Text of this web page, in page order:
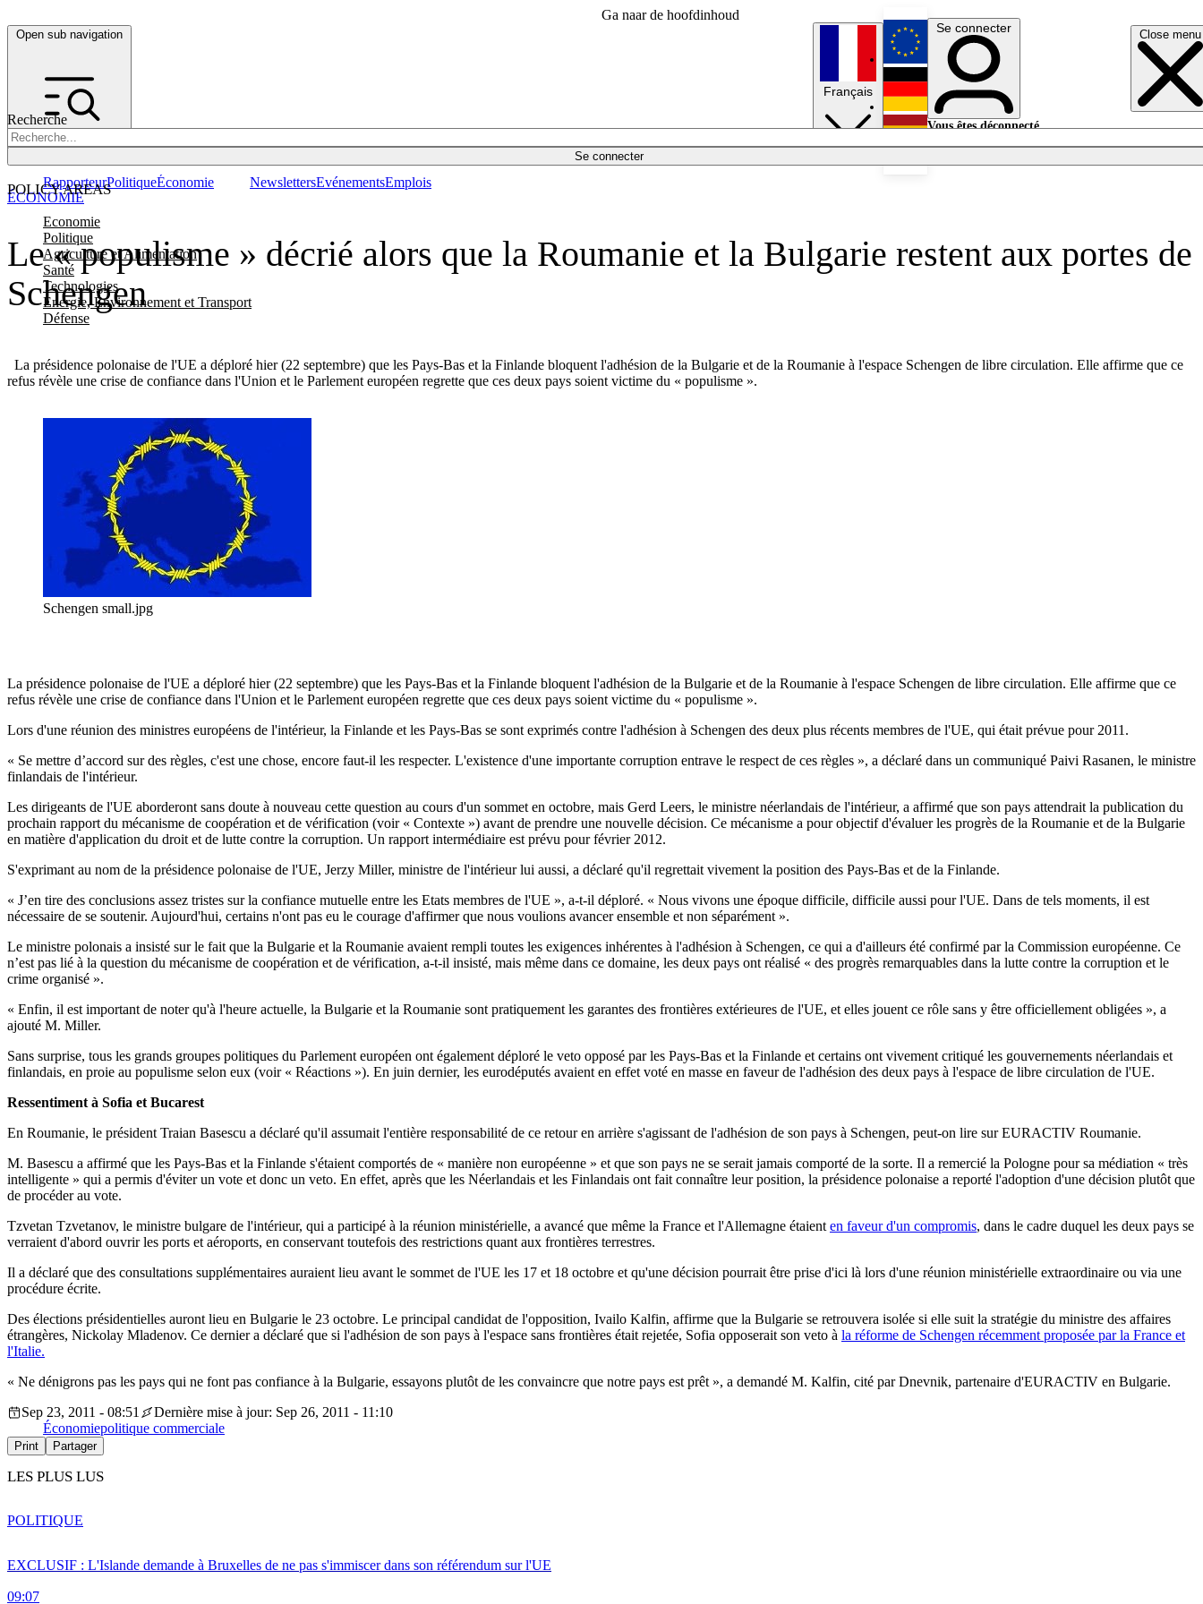
Ga naar de hoofdinhoud
Open sub navigation Close menu
Recherche
Se connecter
POLICY AREAS
Economie
Politique
Agriculture et Alimentation
Santé
Technologies
Energie, Environnement et Transport
Défense
RapporteurPolitiqueÉconomie NewslettersEvénementsEmplois
Français
English
Deutsch
Se connecter
Vous êtes déconnecté.
Le « populisme » décrié alors que la Roumanie et la Bulgarie restent aux portes de
Schengen
La présidence polonaise de l'UE a déploré hier (22 septembre) que les Pays-Bas et la Finlande bloquent l'adhésion de la Bulgarie et de la Roumanie à l'espace Schengen de libre circulation. Elle affirme que ce
refus révèle une crise de confiance dans l'Union et le Parlement européen regrette que ces deux pays soient victime du « populisme ».
ÉCONOMIE
Schengen small.jpg
La présidence polonaise de l'UE a déploré hier (22 septembre) que les Pays-Bas et la Finlande bloquent l'adhésion de la Bulgarie et de la Roumanie à l'espace Schengen de libre circulation. Elle affirme que ce
refus révèle une crise de confiance dans l'Union et le Parlement européen regrette que ces deux pays soient victime du « populisme ».
Lors d'une réunion des ministres européens de l'intérieur, la Finlande et les Pays-Bas se sont exprimés contre l'adhésion à Schengen des deux plus récents membres de l'UE, qui était prévue pour 2011.
« Se mettre d’accord sur des règles, c'est une chose, encore faut-il les respecter. L'existence d'une importante corruption entrave le respect de ces règles », a déclaré dans un communiqué Paivi Rasanen, le ministre
finlandais de l'intérieur.
Les dirigeants de l'UE aborderont sans doute à nouveau cette question au cours d'un sommet en octobre, mais Gerd Leers, le ministre néerlandais de l'intérieur, a affirmé que son pays attendrait la publication du
prochain rapport du mécanisme de coopération et de vérification (voir « Contexte ») avant de prendre une nouvelle décision. Ce mécanisme a pour objectif d'évaluer les progrès de la Roumanie et de la Bulgarie
en matière d'application du droit et de lutte contre la corruption. Un rapport intermédiaire est prévu pour février 2012.
S'exprimant au nom de la présidence polonaise de l'UE, Jerzy Miller, ministre de l'intérieur lui aussi, a déclaré qu'il regrettait vivement la position des Pays-Bas et de la Finlande.
« J’en tire des conclusions assez tristes sur la confiance mutuelle entre les Etats membres de l'UE », a-t-il déploré. « Nous vivons une époque difficile, difficile aussi pour l'UE. Dans de tels moments, il est
nécessaire de se soutenir. Aujourd'hui, certains n'ont pas eu le courage d'affirmer que nous voulions avancer ensemble et non séparément ».
Le ministre polonais a insisté sur le fait que la Bulgarie et la Roumanie avaient rempli toutes les exigences inhérentes à l'adhésion à Schengen, ce qui a d'ailleurs été confirmé par la Commission européenne. Ce
n’est pas lié à la question du mécanisme de coopération et de vérification, a-t-il insisté, mais même dans ce domaine, les deux pays ont réalisé « des progrès remarquables dans la lutte contre la corruption et le
crime organisé ».
« Enfin, il est important de noter qu'à l'heure actuelle, la Bulgarie et la Roumanie sont pratiquement les garantes des frontières extérieures de l'UE, et elles jouent ce rôle sans y être officiellement obligées », a
ajouté M. Miller.
Sans surprise, tous les grands groupes politiques du Parlement européen ont également déploré le veto opposé par les Pays-Bas et la Finlande et certains ont vivement critiqué les gouvernements néerlandais et
finlandais, en proie au populisme selon eux (voir « Réactions »). En juin dernier, les eurodéputés avaient en effet voté en masse en faveur de l'adhésion des deux pays à l'espace de libre circulation de l'UE.
Ressentiment à Sofia et Bucarest
En Roumanie, le président Traian Basescu a déclaré qu'il assumait l'entière responsabilité de ce retour en arrière s'agissant de l'adhésion de son pays à Schengen, peut-on lire sur EURACTIV Roumanie.
M. Basescu a affirmé que les Pays-Bas et la Finlande s'étaient comportés de « manière non européenne » et que son pays ne se serait jamais comporté de la sorte. Il a remercié la Pologne pour sa médiation « très
intelligente » qui a permis d'éviter un vote et donc un veto. En effet, après que les Néerlandais et les Finlandais ont fait connaître leur position, la présidence polonaise a reporté l'adoption d'une décision plutôt que
de procéder au vote.
Tzvetan Tzvetanov, le ministre bulgare de l'intérieur, qui a participé à la réunion ministérielle, a avancé que même la France et l'Allemagne étaient en faveur d'un compromis, dans le cadre duquel les deux pays se
verraient d'abord ouvrir les ports et aéroports, en conservant toutefois des restrictions quant aux frontières terrestres.
Il a déclaré que des consultations supplémentaires auraient lieu avant le sommet de l'UE les 17 et 18 octobre et qu'une décision pourrait être prise d'ici là lors d'une réunion ministérielle extraordinaire ou via une
procédure écrite.
Des élections présidentielles auront lieu en Bulgarie le 23 octobre. Le principal candidat de l'opposition, Ivailo Kalfin, affirme que la Bulgarie se retrouvera isolée si elle suit la stratégie du ministre des affaires
étrangères, Nickolay Mladenov. Ce dernier a déclaré que si l'adhésion de son pays à l'espace sans frontières était rejetée, Sofia opposerait son veto à la réforme de Schengen récemment proposée par la France et
l'Italie.
« Ne dénigrons pas les pays qui ne font pas confiance à la Bulgarie, essayons plutôt de les convaincre que notre pays est prêt », a demandé M. Kalfin, cité par Dnevnik, partenaire d'EURACTIV en Bulgarie.
Sep 23, 2011 - 08:51
Dernière mise à jour: Sep 26, 2011 - 11:10
Économiepolitique commerciale
Print Partager
LES PLUS LUS
EXCLUSIF : L'Islande demande à Bruxelles de ne pas s'immiscer dans son référendum sur l'UE
09:07
POLITIQUE